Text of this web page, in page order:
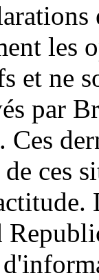
les
et ne
par
Ces
ces